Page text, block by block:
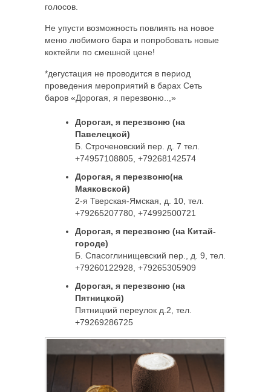
голосов.
Не упусти возможность повлиять на новое
меню любимого бара и попробовать новые
коктейли по смешной цене!
*дегустация не проводится в период
проведения мероприятий в барах Сеть
баров «Дорогая, я перезвоню..,»
Дорогая, я перезвоню (на
Павелецкой)
Б. Строченовский пер. д. 7 тел.
+74957108805, +79268142574
Дорогая, я перезвоню(на
Маяковской)
2-я Тверская-Ямская, д. 10, тел.
+79265207780, +74992500721
Дорогая, я перезвоню (на Китай-
городе)
Б. Спасоглинищевский пер., д. 9, тел.
+79260122928, +79265305909
Дорогая, я перезвоню (на
Пятницкой)
Пятницкий переулок д.2, тел.
+79269286725